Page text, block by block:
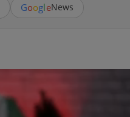
GoogleNews